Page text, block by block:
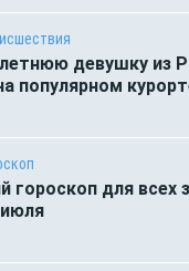
девушку из
популярном
гороскоп для всех